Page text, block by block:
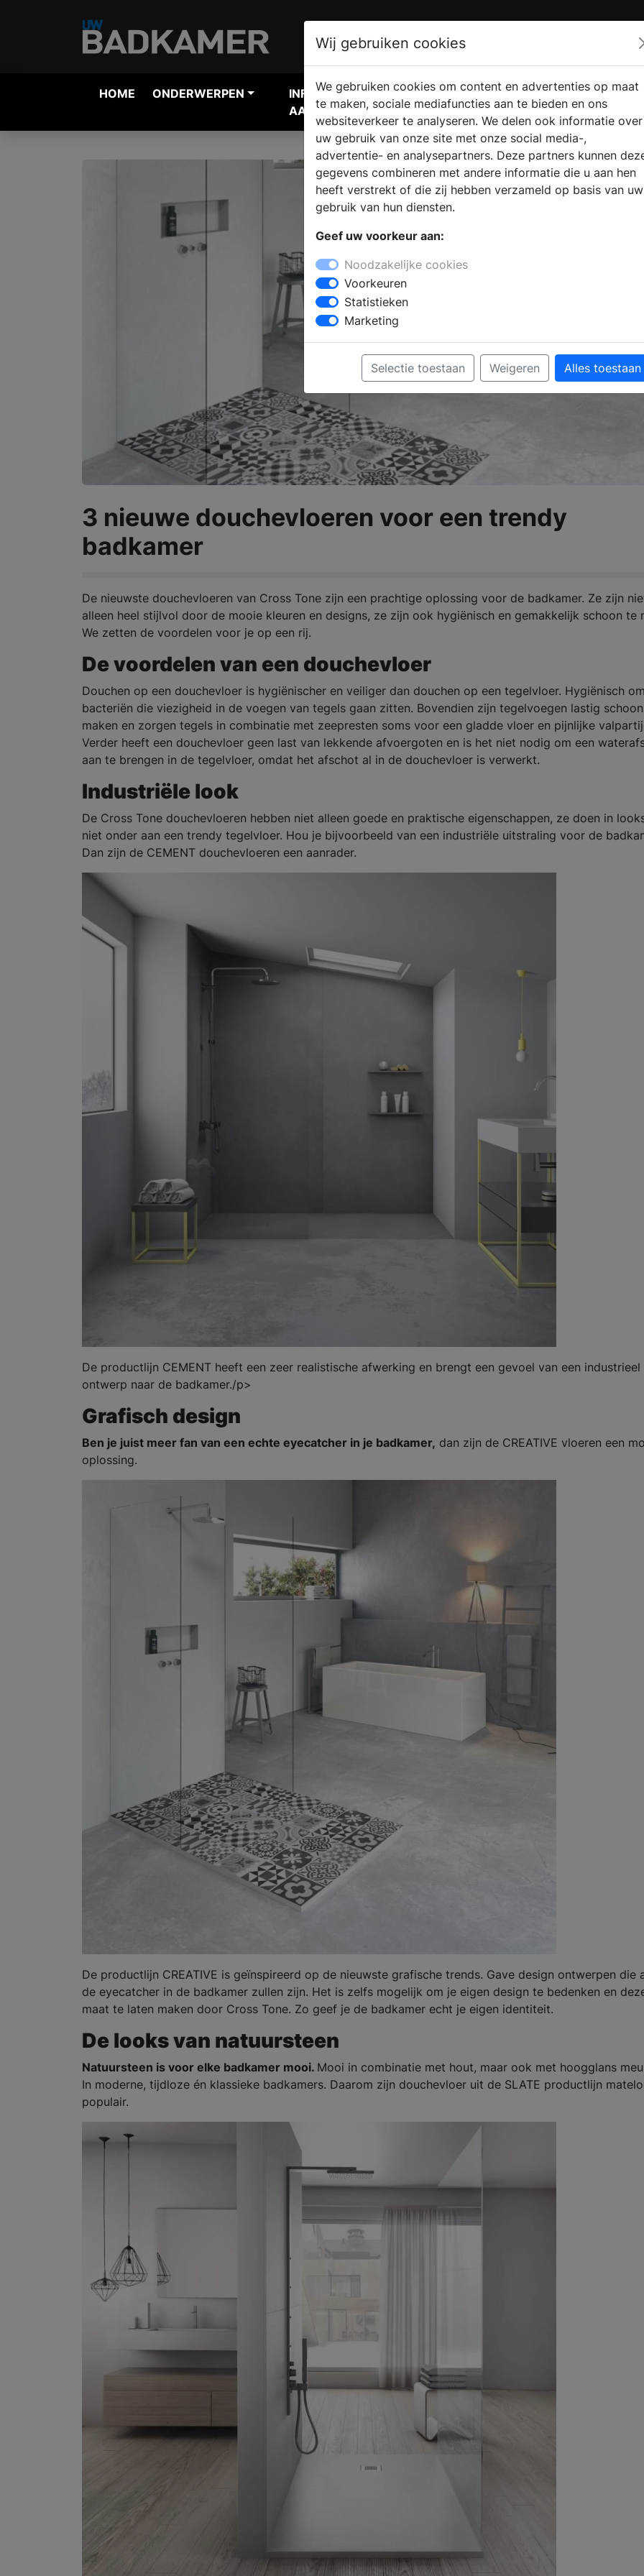
HOME ONDERWERPEN
INFORMATIE
AANVRAGEN
VERKOOPLOCATIE
VINDEN
3 nieuwe douchevloeren voor een trendy
badkamer
De nieuwste douchevloeren van Cross Tone zijn een prachtige oplossing voor de badkamer. Ze zijn
alleen heel stijlvol door de mooie kleuren en designs, ze zijn ook hygiënisch en gemakkelijk schoon te
We zetten de voordelen voor je op een rij.
De voordelen van een douchevloer
Douchen op een douchevloer is hygiënischer en veiliger dan douchen op een tegelvloer. Hygiënisch
bacteriën die viezigheid in de voegen van tegels gaan zitten. Bovendien zijn tegelvoegen lastig
maken en zorgen tegels in combinatie met zeepresten soms voor een gladde vloer en pijnlijke
Verder heeft een douchevloer geen last van lekkende afvoergoten en is het niet nodig om een
aan te brengen in de tegelvloer, omdat het afschot al in de douchevloer is verwerkt.
Industriële look
De Cross Tone douchevloeren hebben niet alleen goede en praktische eigenschappen, ze doen in
niet onder aan een trendy tegelvloer. Hou je bijvoorbeeld van een industriële uitstraling voor de
Dan zijn de CEMENT douchevloeren een aanrader.
De productlijn CEMENT heeft een zeer realistische afwerking en brengt een gevoel van een industrieel
ontwerp naar de badkamer./p>
Grafisch design
Ben je juist meer fan van een echte eyecatcher in je badkamer, dan zijn de CREATIVE vloeren een
oplossing.
De productlijn CREATIVE is geïnspireerd op de nieuwste grafische trends. Gave design ontwerpen die
de eyecatcher in de badkamer zullen zijn. Het is zelfs mogelijk om je eigen design te bedenken en
maat te laten maken door Cross Tone. Zo geef je de badkamer echt je eigen identiteit.
De looks van natuursteen
Natuursteen is voor elke badkamer mooi. Mooi in combinatie met hout, maar ook met hoogglans
In moderne, tijdloze én klassieke badkamers. Daarom zijn douchevloer uit de SLATE productlijn
populair.
Wij gebruiken cookies
We gebruiken cookies om content en advertenties op maat
te maken, sociale mediafuncties aan te bieden en ons
websiteverkeer te analyseren. We delen ook informatie over
uw gebruik van onze site met onze social media-,
advertentie- en analysepartners. Deze partners kunnen
gegevens combineren met andere informatie die u aan hen
heeft verstrekt of die zij hebben verzameld op basis van uw
gebruik van hun diensten.
Geef uw voorkeur aan:
Noodzakelijke cookies
Voorkeuren
Statistieken
Marketing
Selectie toestaan Weigeren Alles toestaan